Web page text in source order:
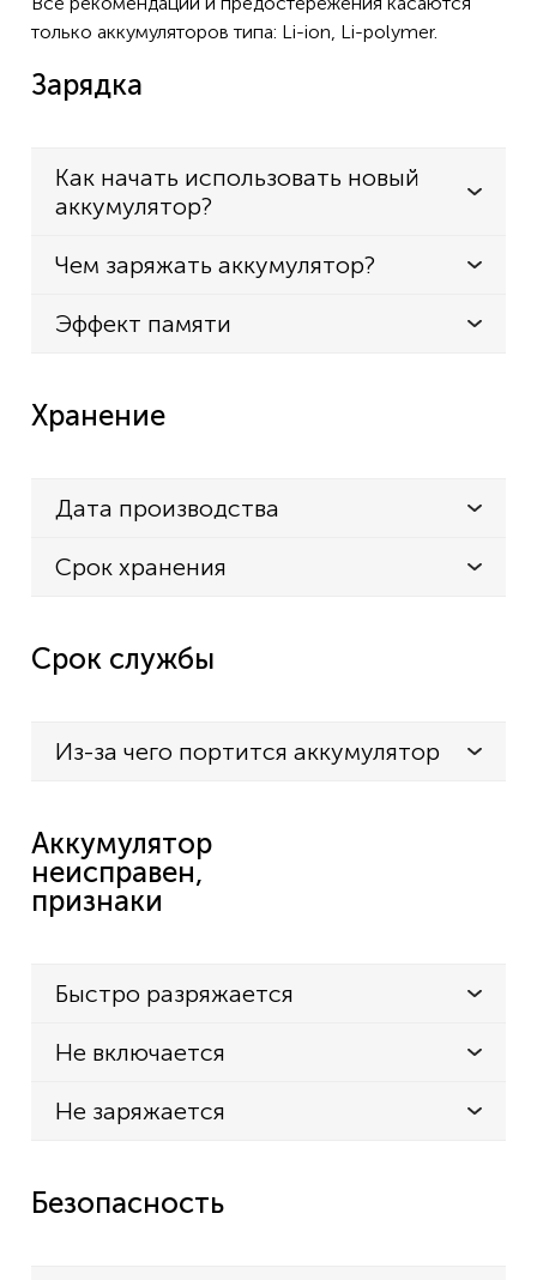
только аккумуляторов типа: Li-ion, Li-polymer.
Зарядка
Как начать использовать новый
аккумулятор?
Чем заряжать аккумулятор?
Эффект памяти
Хранение
Дата производства
Срок хранения
Срок службы
Из-за чего портится аккумулятор
Аккумулятор
неисправен,
признаки
Быстро разряжается
Не включается
Не заряжается
Безопасность